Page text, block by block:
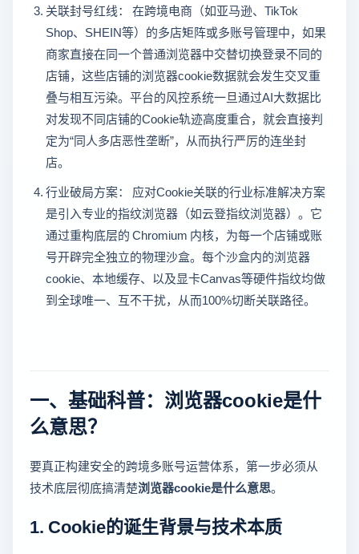
关联封号红线： 在跨境电商（如亚马逊、TikTok
Shop、SHEIN等）的多店矩阵或多账号管理中，如果
商家直接在同一个普通浏览器中交替切换登录不同的
店铺，这些店铺的浏览器cookie数据就会发生交叉重
叠与相互污染。平台的风控系统一旦通过AI大数据比
对发现不同店铺的Cookie轨迹高度重合，就会直接判
定为“同人多店恶性垄断”，从而执行严厉的连坐封
店。
行业破局方案： 应对Cookie关联的行业标准解决方案
是引入专业的指纹浏览器（如云登指纹浏览器）。它
通过重构底层的 Chromium 内核，为每一个店铺或账
号开辟完全独立的物理沙盒。每个沙盒内的浏览器
cookie、本地缓存、以及显卡Canvas等硬件指纹均做
到全球唯一、互不干扰，从而100%切断关联路径。
一、基础科普：浏览器cookie是什
么意思？
要真正构建安全的跨境多账号运营体系，第一步必须从
技术底层彻底搞清楚浏览器cookie是什么意思。
1. Cookie的诞生背景与技术本质